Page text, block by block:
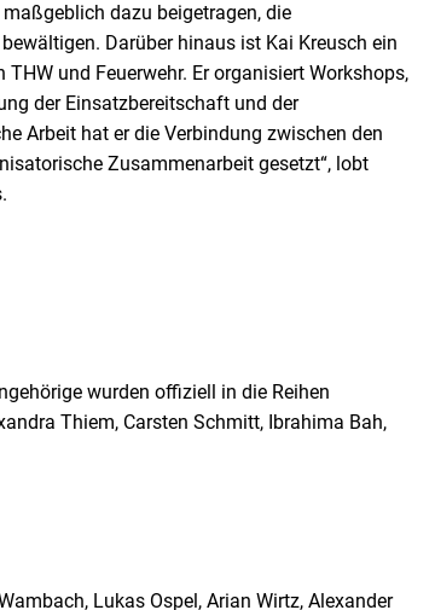
dazu beigetragen, die
Darüber hinaus ist Kai Kreusch ein
und Feuerwehr. Er organisiert Workshops,
der Einsatzbereitschaft und der
Arbeit hat er die Verbindung zwischen den
Zusammenarbeit gesetzt“, lobt
wurden offiziell in die Reihen
Thiem, Carsten Schmitt, Ibrahima Bah,
Lukas Ospel, Arian Wirtz, Alexander